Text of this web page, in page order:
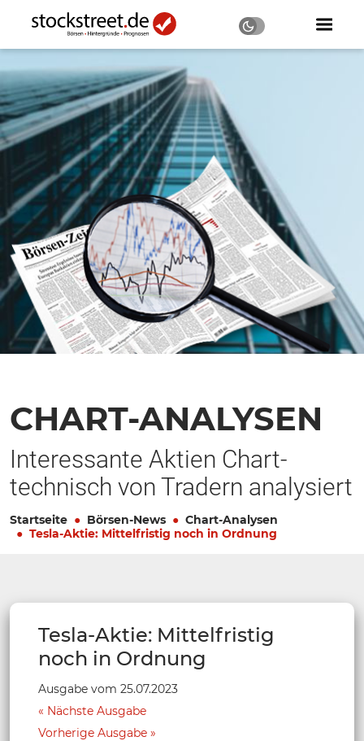
CHART-ANALYSEN
Interessante Aktien Chart-
technisch von Tradern analysiert
Startseite Börsen-News
Chart-Analysen
Tesla-Aktie: Mittelfristig noch in Ordnung
Tesla-Aktie: Mittelfristig
noch in Ordnung
Ausgabe vom 25.07.2023
Nächste Ausgabe
Vorherige Ausgabe